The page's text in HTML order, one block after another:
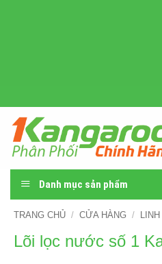
Danh mục sản phẩm
TRANG CHỦ / CỬA HÀNG /
Lõi lọc nước số 1